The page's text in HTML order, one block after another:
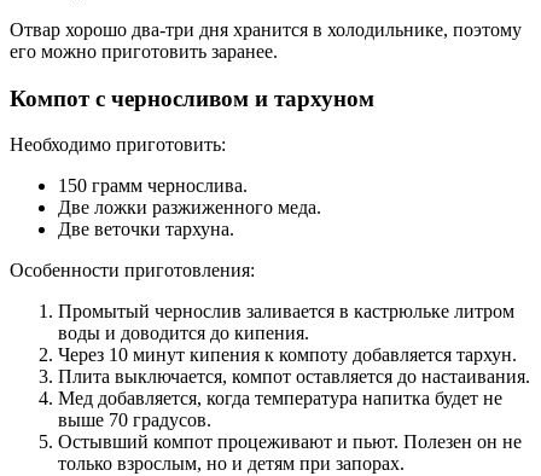
Отвар хорошо два-три дня хранится в холодильнике, поэтому
его можно приготовить заранее.
Компот с черносливом и тархуном
Необходимо приготовить:
150 грамм чернослива.
Две ложки разжиженного меда.
Две веточки тархуна.
Особенности приготовления:
Промытый чернослив заливается в кастрюльке литром
воды и доводится до кипения.
Через 10 минут кипения к компоту добавляется тархун.
Плита выключается, компот оставляется до настаивания.
Мед добавляется, когда температура напитка будет не
выше 70 градусов.
Остывший компот процеживают и пьют. Полезен он не
только взрослым, но и детям при запорах.